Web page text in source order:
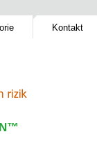
rizik
Kontakt